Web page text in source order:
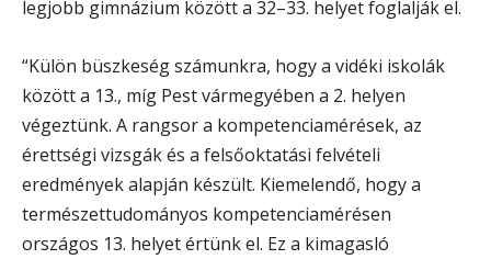
legjobb gimnázium között a 32–33. helyet foglalják el.
“Külön büszkeség számunkra, hogy a vidéki iskolák
között a 13., míg Pest vármegyében a 2. helyen
végeztünk. A rangsor a kompetenciamérések, az
érettségi vizsgák és a felsőoktatási felvételi
eredmények alapján készült. Kiemelendő, hogy a
természettudományos kompetenciamérésen
országos 13. helyet értünk el. Ez a kimagasló